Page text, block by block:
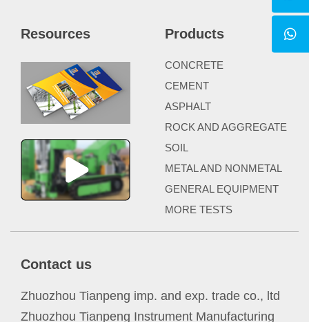
Resources Products
CONCRETE
CEMENT
ASPHALT
ROCK AND AGGREGATE
SOIL
METAL AND NONMETAL
GENERAL EQUIPMENT
MORE TESTS
Contact us
Zhuozhou Tianpeng imp. and exp. trade co., ltd
Zhuozhou Tianpeng Instrument Manufacturing